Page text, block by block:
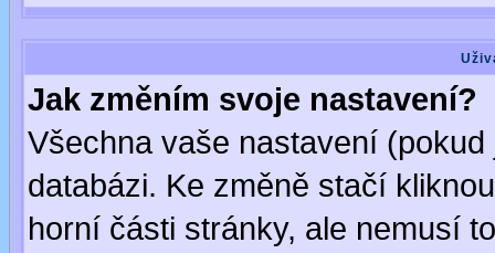
Jak změním svoje nastavení?
Všechna vaše nastavení
databázi. Ke změně stačí
horní části stránky, ale nemusí